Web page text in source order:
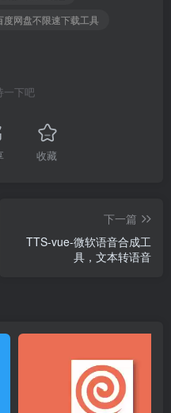
度网盘不限速下载工具
一下吧
收藏
下一篇
TTS-vue-微软语音合成工
具，文本转语音